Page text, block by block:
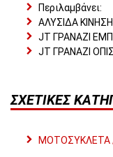
Περιλαμβάνει:
ΑΛΥΣΙΔΑ
JT ΓΡΑΝΑΖΙ
JT ΓΡΑΝΑΖΙ
ΣΧΕΤΙΚΈΣ
ΜΟΤΟΣΥΚΛΕΤΑ